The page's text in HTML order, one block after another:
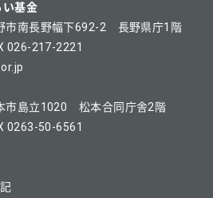
い基金
南長野幅下692-2 長野県庁1階
026-217-2221
島立1020 松本合同庁舎2階
0263-50-6561